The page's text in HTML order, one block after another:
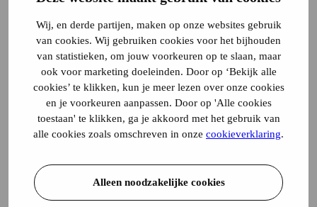
Wij, en derde partijen, maken op onze websites gebruik
van cookies. Wij gebruiken cookies voor het bijhouden
van statistieken, om jouw voorkeuren op te slaan, maar
ook voor marketing doeleinden. Door op ‘Bekijk alle
cookies’ te klikken, kun je meer lezen over onze cookies
en je voorkeuren aanpassen. Door op 'Alle cookies
toestaan' te klikken, ga je akkoord met het gebruik van
alle cookies zoals omschreven in onze cookieverklaring.
Alleen noodzakelijke cookies